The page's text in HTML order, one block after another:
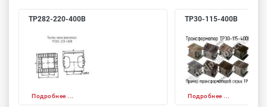
ТР282-220-400В
Подробнее ...
ТР30-115-400В
Подробнее ...